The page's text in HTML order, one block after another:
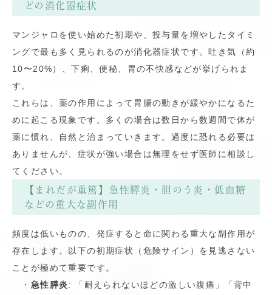
どの消化器症状
マンジャロを使い始めた初期や、投与量を増やしたタイミ
ングで最も多く見られるのが消化器症状です。吐き気（約
10〜20%）、下痢、便秘、胃の不快感などが挙げられま
す。
これらは、薬の作用によって胃腸の動きが緩やかになるた
めに起こる現象です。多くの場合は数日から数週間で体が
薬に慣れ、自然と治まっていきます。過度に恐れる必要は
ありませんが、症状が強い場合は無理をせず医師に相談し
てください。
【まれだが重篤】急性膵炎・胆のう炎・低血糖
などの重大な副作用
頻度は低いものの、発症すると命に関わる重大な副作用が
存在します。以下の初期症状（危険サイン）を見逃さない
ことが極めて重要です。
・ 急性膵炎: 「耐えられないほどの激しい腹痛」「背中